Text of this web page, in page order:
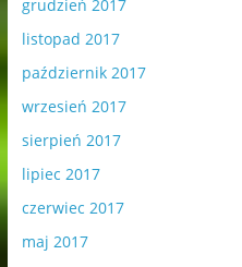
grudzień 2017
listopad 2017
październik 2017
wrzesień 2017
sierpień 2017
lipiec 2017
czerwiec 2017
maj 2017